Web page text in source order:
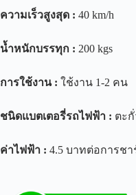
ความเร็วสูงสุด : 40 km/h
น้ำหนักบรรทุก : 200 kgs
การใช้งาน: ใช้งาน 1-2 คน
ชนิดแบตเตอรี่รถไฟฟ้า : ตะกั่
ค่าไฟฟ้า : 4.5 บาทต่อการชา